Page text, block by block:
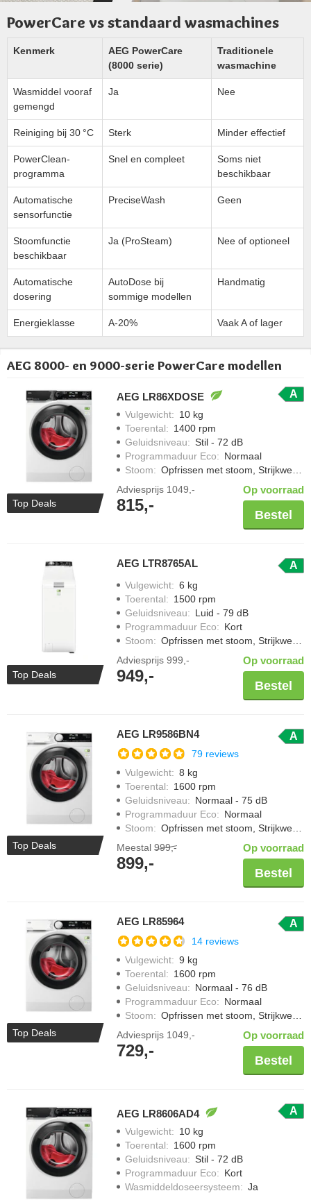
PowerCare vs standaard wasmachines
Kenmerk
AEG PowerCare
(8000 serie)
Traditionele
wasmachine
Wasmiddel vooraf
gemengd
Ja Nee
Reiniging bij 30 °C Sterk Minder effectief
PowerClean-
programma
Snel en compleet
Soms niet
beschikbaar
Automatische
sensorfunctie
PreciseWash Geen
Stoomfunctie
beschikbaar
Ja (ProSteam) Nee of optioneel
Automatische
dosering
AutoDose bij
sommige modellen
Handmatig
Energieklasse A-20% Vaak A of lager
AEG 8000- en 9000-serie PowerCare modellen
Top Deals
AEG LR86XDOSE A
Vulgewicht: 10 kg
Toerental: 1400 rpm
Geluidsniveau: Stil - 72 dB
Programmaduur Eco: Normaal
Stoom: Opfrissen met stoom, Strijkwerk verminderen
Adviesprijs 1049,-
815,-
Op voorraad
Bestel
Top Deals
AEG LTR8765AL A
Vulgewicht: 6 kg
Toerental: 1500 rpm
Geluidsniveau: Luid - 79 dB
Programmaduur Eco: Kort
Stoom: Opfrissen met stoom, Strijkwerk verminderen
Adviesprijs 999,-
949,-
Op voorraad
Bestel
Top Deals
AEG LR9586BN4 A
79 reviews
Vulgewicht: 8 kg
Toerental: 1600 rpm
Geluidsniveau: Normaal - 75 dB
Programmaduur Eco: Normaal
Stoom: Opfrissen met stoom, Strijkwerk verminderen
Meestal 999,-
899,-
Op voorraad
Bestel
Top Deals
AEG LR85964 A
14 reviews
Vulgewicht: 9 kg
Toerental: 1600 rpm
Geluidsniveau: Normaal - 76 dB
Programmaduur Eco: Normaal
Stoom: Opfrissen met stoom, Strijkwerk verminderen
Adviesprijs 1049,-
729,-
Op voorraad
Bestel
AEG LR8606AD4 A
Vulgewicht: 10 kg
Toerental: 1600 rpm
Geluidsniveau: Stil - 72 dB
Programmaduur Eco: Kort
Wasmiddeldoseersysteem: Ja